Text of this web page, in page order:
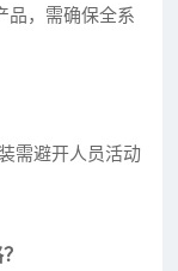
品，需确保全系
需避开人员活动